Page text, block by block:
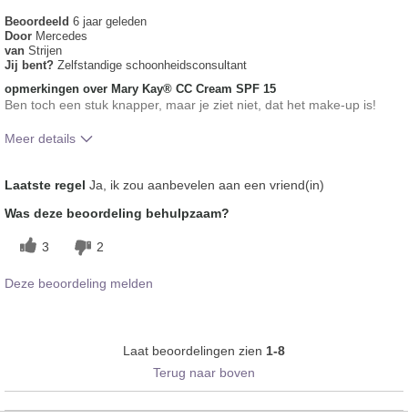
Beoordeeld 6 jaar geleden
Door Mercedes
van Strijen
Jij bent? Zelfstandige schoonheidsconsultant
opmerkingen over Mary Kay® CC Cream SPF 15
Ben toch een stuk knapper, maar je ziet niet, dat het make-up is!
Meer details
met andere door je gebruikte merken
decoratieve make-up?
Laatste regel Ja, ik zou aanbevelen aan een vriend(in)
Was deze beoordeling behulpzaam?
3 2
Deze beoordeling melden
Laat beoordelingen zien 1-8
Terug naar boven